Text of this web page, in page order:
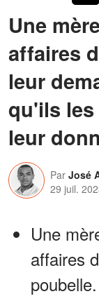
Une
affaires
leur
qu'ils
leur
Par José
29 juil.
Une
affaires
poubelle.